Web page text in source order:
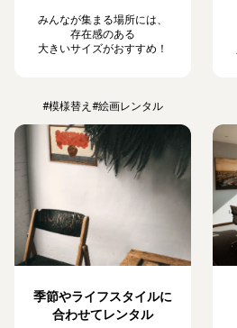
みんなが集まる場所には、
存在感のある
大きいサイズがおすすめ！
#模様替え #絵画レンタル
季節やライフスタイルに
合わせてレンタル